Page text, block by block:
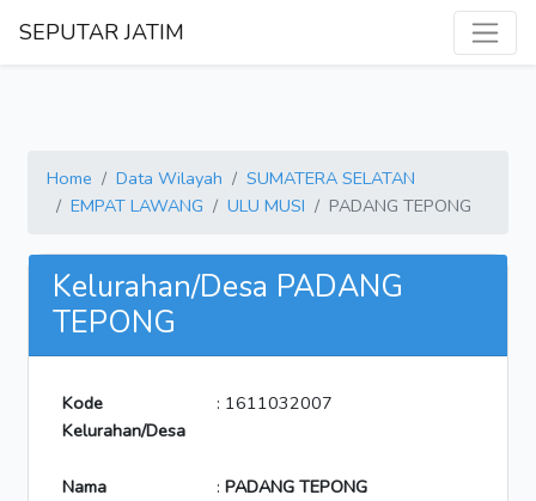
SEPUTAR JATIM
Home Data Wilayah
SUMATERA SELATAN
EMPAT LAWANG
ULU MUSI PADANG TEPONG
Kelurahan/Desa PADANG
TEPONG
Kode
Kelurahan/Desa
: 1611032007
Nama : PADANG TEPONG